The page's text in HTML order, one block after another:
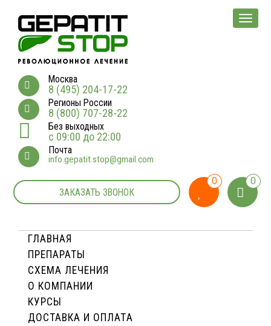
Москва
8 (495) 204-17-22
Регионы России
8 (800) 707-28-22
Без выходных
с 09:00 до 22:00
Почта
info.gepatit.stop@gmail.com
ЗАКАЗАТЬ ЗВОНОК
0 0
ГЛАВНАЯ
ПРЕПАРАТЫ
СХЕМА ЛЕЧЕНИЯ
О КОМПАНИИ
КУРСЫ
ДОСТАВКА И ОПЛАТA